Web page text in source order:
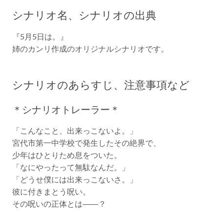
シナリオ名、シナリオの出典
『5月5日は。』
姉のカンリ作成のオリジナルシナリオです。
シナリオのあらすじ、注意事項など
＊シナリオトレーラー＊
「こんなこと、出来っこないよ。」
宮代市第一中学校で発生したその絶界で、
少年はひとりため息をついた。
「なにやったって無駄なんだ。」
「どうせ僕には出来っこないさ。」
彼に付きまとう呪い。
その呪いの正体とは――？